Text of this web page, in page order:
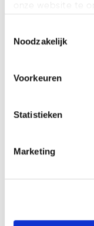
Welke cookies wij
hieronder. Mocht
op: https://
Noodzakelijk
Voorkeuren
Statistieken
Marketing
Trevor
ESMA
Zina joins